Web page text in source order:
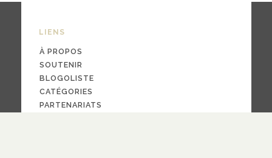
LIENS
À PROPOS
SOUTENIR
BLOGOLISTE
CATÉGORIES
PARTENARIATS